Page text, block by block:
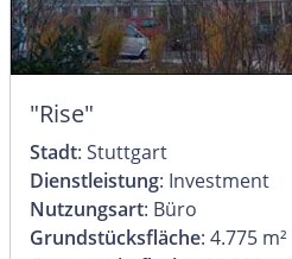
"Rise"
Stadt: Stuttgart
Dienstleistung: Investment
Nutzungsart: Büro
Grundstücksfläche: 4.775 m²